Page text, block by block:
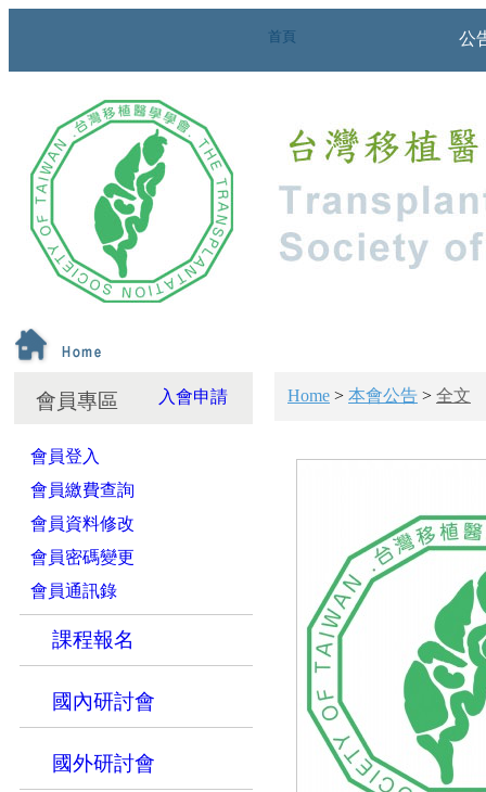
首頁 公
會員專區 入會申請
會員登入
會員繳費查詢
會員資料修改
會員密碼變更
會員通訊錄
課程報名
國內研討會
國外研討會
Home > 本會公告 > 全文